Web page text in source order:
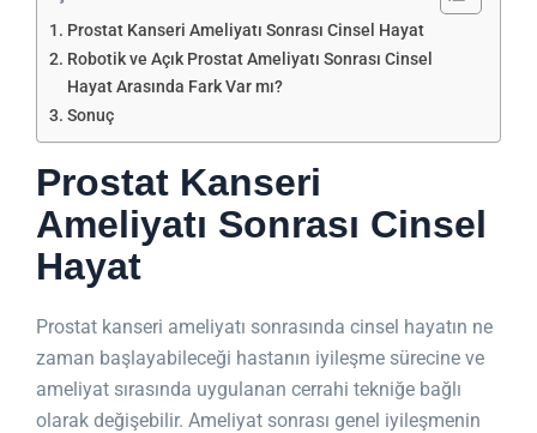
Prostat Kanseri Ameliyatı Sonrası Cinsel Hayat
Robotik ve Açık Prostat Ameliyatı Sonrası Cinsel
Hayat Arasında Fark Var mı?
Sonuç
Prostat Kanseri
Ameliyatı Sonrası Cinsel
Hayat
Prostat kanseri ameliyatı sonrasında cinsel hayatın ne
zaman başlayabileceği hastanın iyileşme sürecine ve
ameliyat sırasında uygulanan cerrahi tekniğe bağlı
olarak değişebilir. Ameliyat sonrası genel iyileşmenin